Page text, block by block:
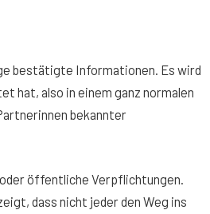
bestätigte Informationen. Es wird
hat, also in einem ganz normalen
bekannter
öffentliche Verpflichtungen.
dass nicht jeder den Weg ins